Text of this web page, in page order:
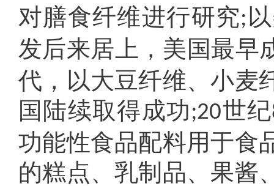
对膳食纤维进行研究;
发后来居上，美国最早
代，以大豆纤维、小麦
国陆续取得成功;20世纪
功能性食品配料用于食
的糕点、乳制品、果酱